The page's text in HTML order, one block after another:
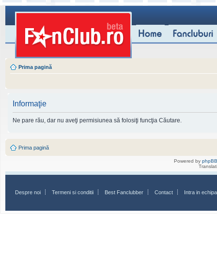
Prima pagină
Informaţie
Ne pare rău, dar nu aveţi permisiunea să folosiţi funcţia Căutare.
Prima pagină
Powered by phpBB
Despre noi Termeni si conditii Best Fanclubber Contact Intra in